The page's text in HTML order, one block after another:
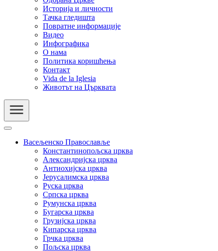
Историја и личности
Тачка гледишта
Повратне информације
Видео
Инфографика
О нама
Политика коришћења
Контакт
Vida de la Iglesia
Животът на Църквата
Васељенско Православље
Константинопољска црква
Александријска црква
Антиохијска црква
Јерусалимска црква
Руска црква
Српска црква
Румунска црква
Бугарска црква
Грузијска црква
Кипарска црква
Грчка црква
Пољска црква